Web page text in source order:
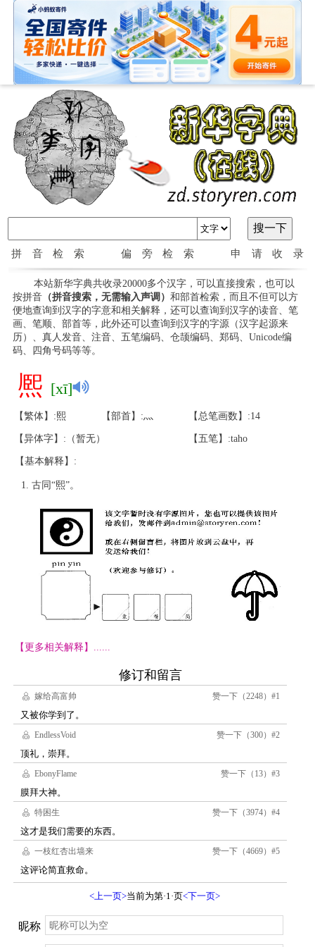
拼音检索 偏旁检索 申请收录
本站新华字典共收录20000多个汉字，可以直接搜索，也可以
按拼音（拼音搜索，无需输入声调） 和部首检索，而且不但可以方
便地查询到汉字的字意和相关解释，还可以查询到汉字的读音、笔
画、笔顺、部首等，此外还可以查询到汉字的字源（汉字起源来
历）、真人发音、注音、五笔编码、仓颉编码、郑码、Unicode编
码、四角号码等等。
熈 [xī]
【繁体】:熙 【部首】:灬 【总笔画数】:14
【异体字】:（暂无） 【五笔】:taho
【基本解释】:
古同“熙”。
【更多相关解释】......